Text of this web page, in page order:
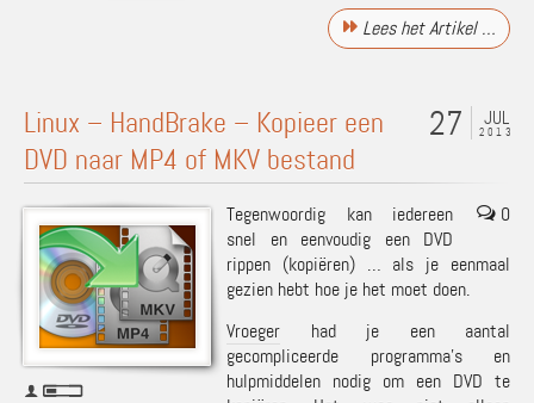
Lees het Artikel …
JUL
2013
27
Linux – HandBrake – Kopieer een
DVD naar MP4 of MKV bestand
0
Tegenwoordig kan iedereen
snel en eenvoudig een DVD
rippen (kopiëren) … als je eenmaal
gezien hebt hoe je het moet doen.
Vroeger had je een aantal
gecompliceerde programma’s en
hulpmiddelen nodig om een DVD te